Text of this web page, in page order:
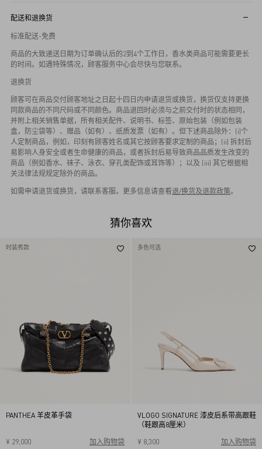
配送和退换货
标准配送-免费
商品的大致递送日期为订单确认后的2到4个工作日，香水类商品可能需要更长
的时间。如遇特殊情况，顾客服务中心会尽快与您联系。
退换货
顾客可在商品交付顾客地址之日起十四日内申请退货或换货，换货仅支持更换
同款商品的不同尺码或不同颜色。商品退回时必须与之前交付时的状态相同，
并附上相关销售单据，所有相关配件、说明书、标签、原始包装（例如包装
盒，防尘袋等）、赠品（如有）、纸质发票（如有）。但下述商品除外：(i)个
人定制商品，例如，印刻有顾客姓名或其它按顾客要求定制的商品；(ii) 拆封后
易影响人身安全或者生命健康的商品，或者拆封后易导致商品品质发生改变的
商品（例如香水、袜子、泳衣、穿孔类配饰或耳饰等）；以及 (iii) 其它根据相
关法律法规规定除外的商品。
如需申请退货或换货，请联系客服。更多信息请查看退/换货及退款政策。
猜你喜欢
时装秀款
PANTHEA 羊皮革手袋
¥ 29,000 加入购物袋 34
36
多色可选
VLOGO SIGNATURE 漆皮后系带高跟鞋
（鞋跟高8厘米）
¥ 8,300
加入购物袋